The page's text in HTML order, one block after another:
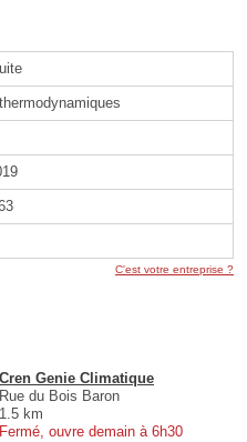
C'est votre entreprise ?
Cren Genie Climatique
Rue du Bois Baron
1.5 km
Fermé, ouvre demain à 6h30